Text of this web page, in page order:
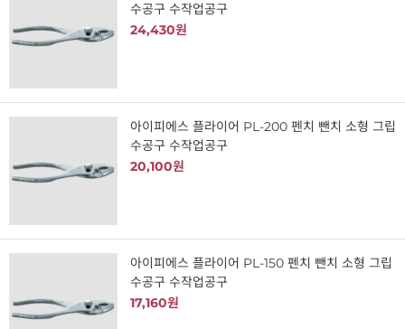
수공구 수작업공구
24,430원
아이피에스 플라이어 PL-200 펜치 뺀치 소형 그립
수공구 수작업공구
20,100원
아이피에스 플라이어 PL-150 펜치 뺀치 소형 그립
수공구 수작업공구
17,160원